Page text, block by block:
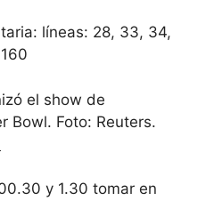
líneas: 28, 33, 34,
y 1.30 tomar en